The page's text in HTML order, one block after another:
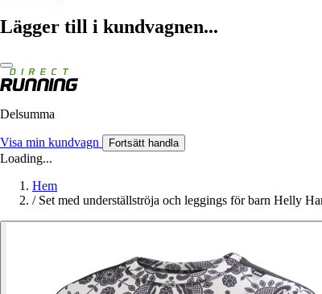
Lägger till i kundvagnen...
Delsumma
Visa min kundvagn Fortsätt handla
Loading...
Hem
/ Set med underställströja och leggings för barn Helly